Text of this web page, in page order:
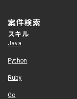
案件検索
スキル
Java
Python
Ruby
Go